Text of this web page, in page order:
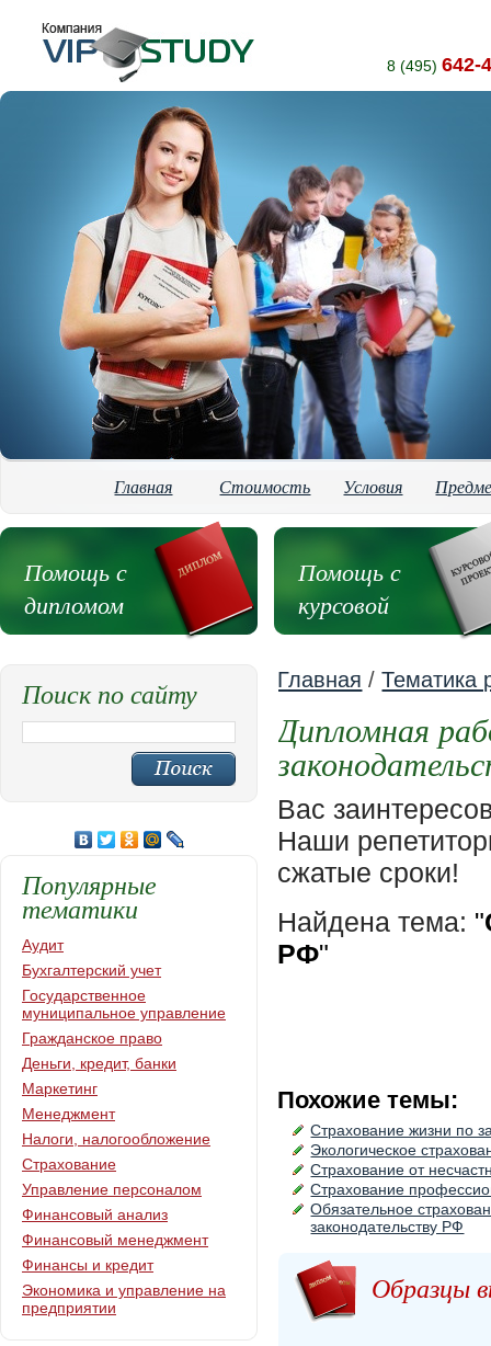
8 (495) 642-
Главная Стоимость Условия
Помощь с
дипломом
Помощь с
курсовой
Главная /Тематика
Дипломная
Вас
Наши
сжатые сроки!
Найдена тема: "
РФ"
Похожие темы:
Страхование жизни по
Экологическое
Страхование от
Страхование
Обязательное
законодательству РФ
Образцы
Поиск по сайту
Популярные
тематики
Аудит
Бухгалтерский учет
Государственное
муниципальное управление
Гражданское право
Деньги, кредит, банки
Маркетинг
Менеджмент
Налоги, налогообложение
Страхование
Управление персоналом
Финансовый анализ
Финансовый менеджмент
Финансы и кредит
Экономика и управление на
предприятии